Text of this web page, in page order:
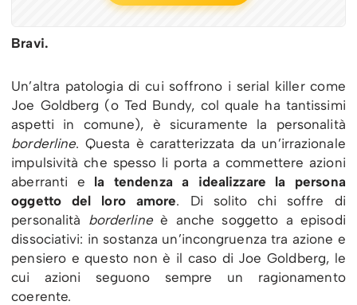
Bravi.
Un’altra patologia di cui soffrono i serial killer come
Joe Goldberg (o Ted Bundy, col quale ha tantissimi
aspetti in comune), è sicuramente la personalità
borderline. Questa è caratterizzata da un’irrazionale
impulsività che spesso li porta a commettere azioni
aberranti e la tendenza a idealizzare la persona
oggetto del loro amore. Di solito chi soffre di
personalità borderlineè anche soggetto a episodi
dissociativi: in sostanza un’incongruenza tra azione e
pensiero e questo non è il caso di Joe Goldberg, le
cui azioni seguono sempre un ragionamento
coerente.